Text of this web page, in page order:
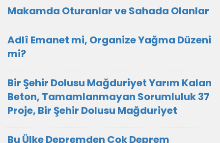
Makamda Oturanlar ve Sahada Olanlar
Adlî Emanet mi, Organize Yağma Düzeni
mi?
Bir Şehir Dolusu Mağduriyet Yarım Kalan
Beton, Tamamlanmayan Sorumluluk 37
Proje, Bir Şehir Dolusu Mağduriyet
Bu Ülke Depremden Çok Deprem